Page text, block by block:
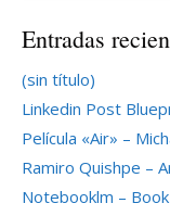
Entradas
(sin título)
Linkedin Post
Película «Air» –
Ramiro Quishpe –
Notebooklm –